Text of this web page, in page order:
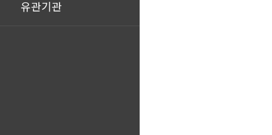
유관기관